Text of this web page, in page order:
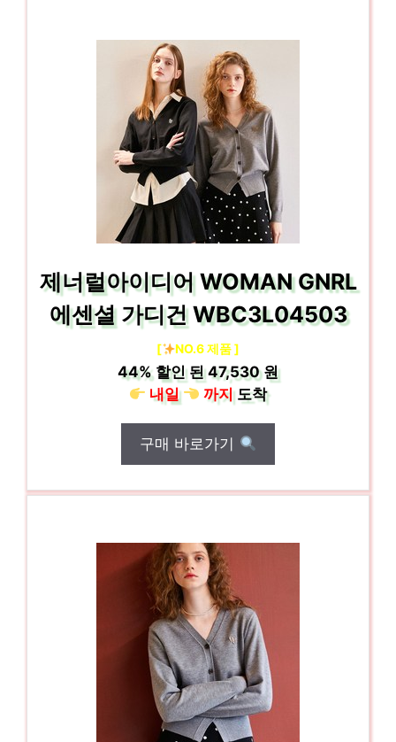
제너럴아이디어 WOMAN GNRL
에센셜 가디건 WBC3L04503
[ NO.6 제품 ]
44%할인 된47,530 원
내일
까지도착
구매 바로가기